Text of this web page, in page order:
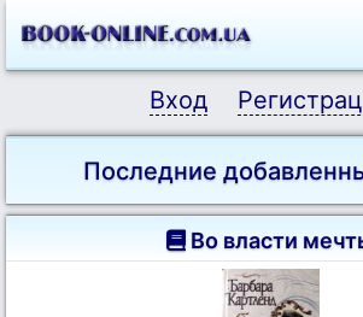
Вход
Последние
Во власти